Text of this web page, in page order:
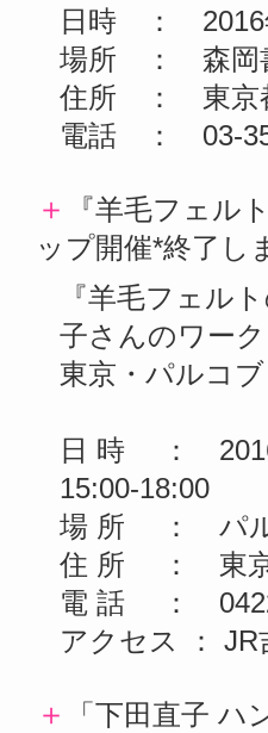
日時 ： 2016
場所 ： 森岡
住所 ： 東京
電話 ： 03-
＋
『羊毛フェル
ップ開催*終了し
『羊毛フェル
子さんのワーク
東京・パルコ
日 時 ： 2016
15:00-18:00
場 所 ： パル
住 所 ： 東京
電 話 ：
アクセス ： JR
＋
「下田直子